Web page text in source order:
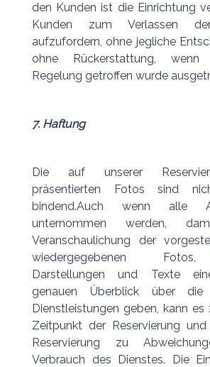
den Kunden ist die Einrichtung
Kunden zum Verlassen
aufzufordern, ohne jegliche
ohne Rückerstattung,
Regelung getroffen wurde
7. Haftung
Die auf unserer
präsentierten Fotos sind
bindend.Auch wenn alle
unternommen werden,
Veranschaulichung der
wiedergegebenen
Darstellungen und Texte
genauen Überblick über die
Dienstleistungen geben, kann
Zeitpunkt der Reservierung
Reservierung zu
Verbrauch des Dienstes. Die